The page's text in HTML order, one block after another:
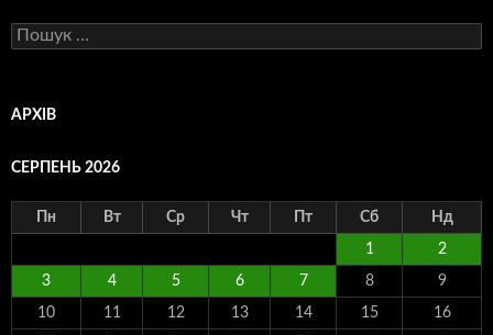
Пошук:
АРХІВ
СЕРПЕНЬ 2026
Пн Вт Ср Чт Пт Сб Нд
1 2
3 4 5 6 7 8 9
10 11 12 13 14 15 16